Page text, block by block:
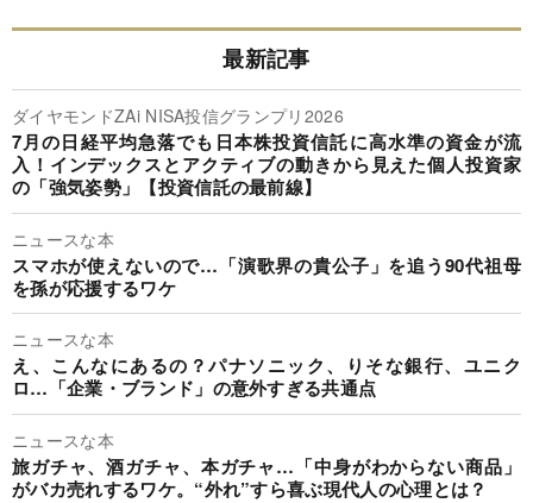
最新記事
ダイヤモンドZAi NISA投信グランプリ2026
7月の日経平均急落でも日本株投資信託に高水準の資金が流
入！インデックスとアクティブの動きから見えた個人投資家
の「強気姿勢」【投資信託の最前線】
ニュースな本
スマホが使えないので…「演歌界の貴公子」を追う90代祖母
を孫が応援するワケ
ニュースな本
え、こんなにあるの？パナソニック、りそな銀行、ユニク
ロ…「企業・ブランド」の意外すぎる共通点
ニュースな本
旅ガチャ、酒ガチャ、本ガチャ…「中身がわからない商品」
がバカ売れするワケ。“外れ”すら喜ぶ現代人の心理とは？